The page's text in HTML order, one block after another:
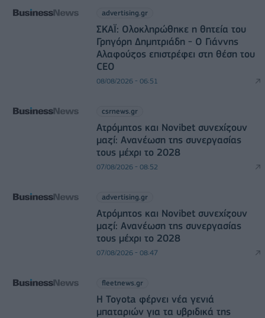
advertising.gr
ΣΚΑΪ: Ολοκληρώθηκε η θητεία του
Γρηγόρη Δημητριάδη - Ο Γιάννης
Αλαφούζος επιστρέφει στη θέση του
CEO
08/08/2026 - 06:51
csrnews.gr
Ατρόμητος και Novibet συνεχίζουν
μαζί: Ανανέωση της συνεργασίας
τους μέχρι το 2028
07/08/2026 - 08:52
advertising.gr
Ατρόμητος και Novibet συνεχίζουν
μαζί: Ανανέωση της συνεργασίας
τους μέχρι το 2028
07/08/2026 - 08:47
fleetnews.gr
Η Toyota φέρνει νέα γενιά
μπαταριών για τα υβριδικά της